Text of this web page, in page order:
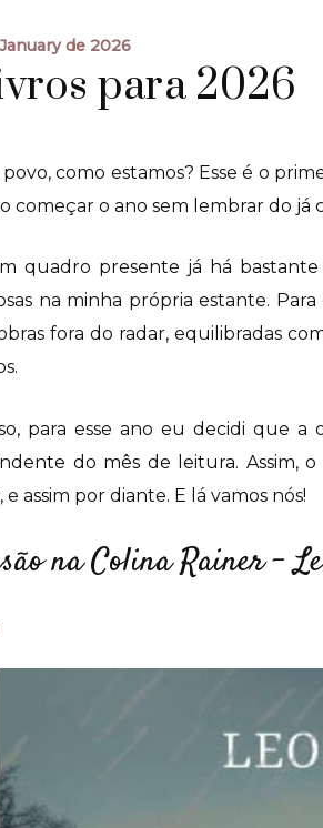
de 2026
para 2026
como estamos? Esse é o
começar o ano sem lembrar do já
quadro presente já há
na minha própria estante.
fora do radar, equilibradas
para esse ano eu decidi que
do mês de leitura. Assim,
assim por diante. E lá vamos nós!
na Colina Rainer –